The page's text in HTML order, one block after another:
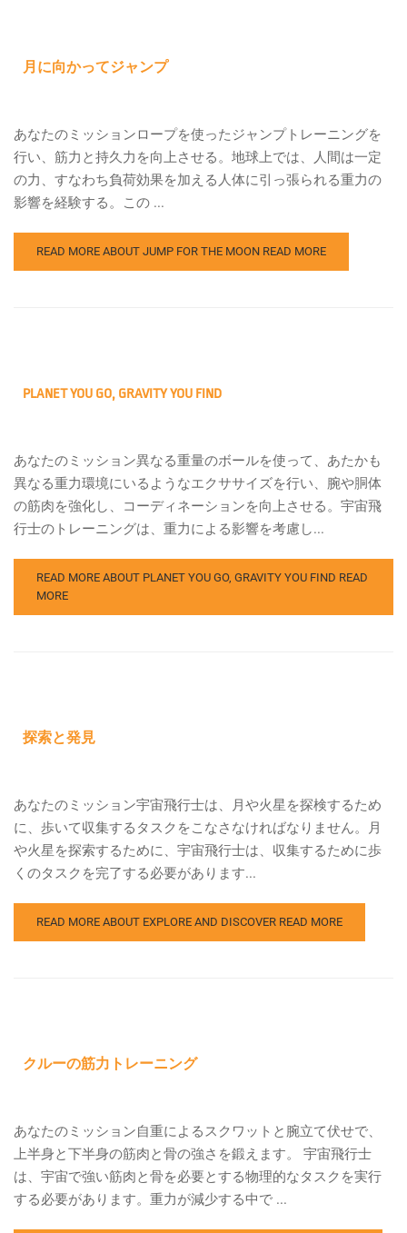
月に向かってジャンプ
あなたのミッションロープを使ったジャンプトレーニングを
行い、筋力と持久力を向上させる。地球上では、人間は一定
の力、すなわち負荷効果を加える人体に引っ張られる重力の
影響を経験する。この ...
READ MORE ABOUT JUMP FOR THE MOON READ MORE
PLANET YOU GO, GRAVITY YOU FIND
あなたのミッション異なる重量のボールを使って、あたかも
異なる重力環境にいるようなエクササイズを行い、腕や胴体
の筋肉を強化し、コーディネーションを向上させる。宇宙飛
行士のトレーニングは、重力による影響を考慮し...
READ MORE ABOUT PLANET YOU GO, GRAVITY YOU FIND READ
MORE
探索と発見
あなたのミッション宇宙飛行士は、月や火星を探検するため
に、歩いて収集するタスクをこなさなければなりません。月
や火星を探索するために、宇宙飛行士は、収集するために歩
くのタスクを完了する必要があります...
READ MORE ABOUT EXPLORE AND DISCOVER READ MORE
クルーの筋力トレーニング
あなたのミッション自重によるスクワットと腕立て伏せで、
上半身と下半身の筋肉と骨の強さを鍛えます。 宇宙飛行士
は、宇宙で強い筋肉と骨を必要とする物理的なタスクを実行
する必要があります。重力が減少する中で ...